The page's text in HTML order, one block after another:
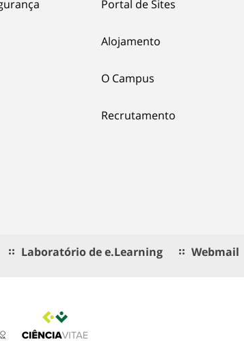
Portal de Sites
Alojamento
O Campus
Recrutamento
Laboratório de e.Learning Webmail